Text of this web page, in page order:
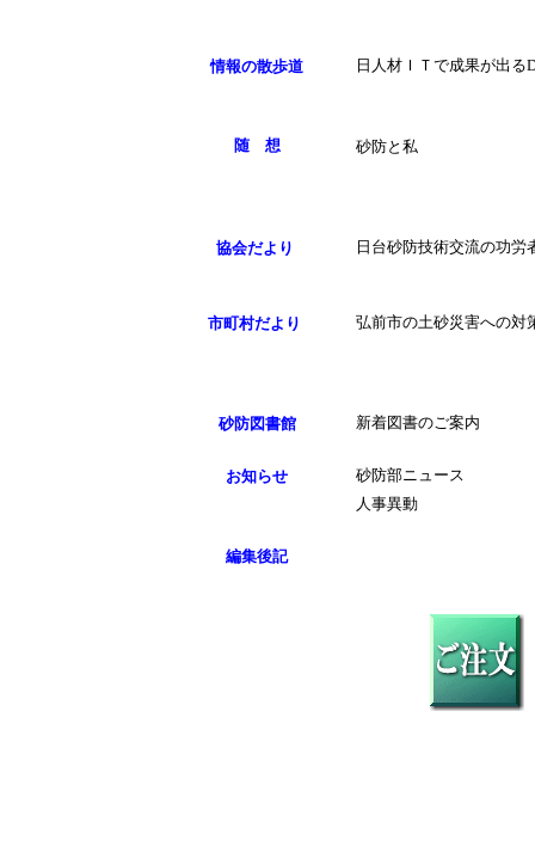
情報の散歩道 日人材ＩＴで成果が出る
随 想 砂防と私
協会だより 日台砂防技術交流の功
市町村だより 弘前市の土砂災害への対
砂防図書館 新着図書のご案内
お知らせ
砂防部ニュース
人事異動
編集後記